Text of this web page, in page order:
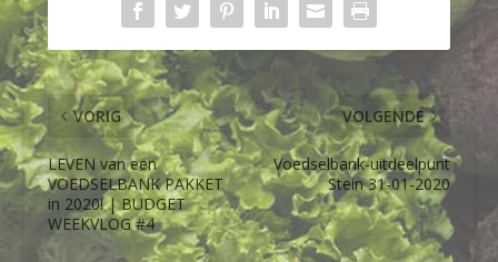
VORIG
LEVEN van een
VOEDSELBANK PAKKET
in 2020! | BUDGET
WEEKVLOG #4
VOLGENDE
Voedselbank-uitdeelpunt
Stein 31-01-2020